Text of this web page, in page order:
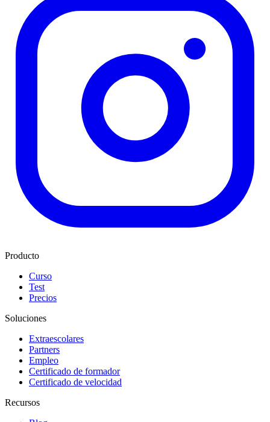
Producto
Curso
Test
Precios
Soluciones
Extraescolares
Partners
Empleo
Certificado de formador
Certificado de velocidad
Recursos